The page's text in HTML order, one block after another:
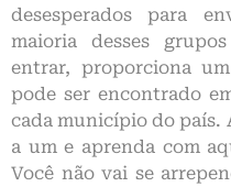
desesperados para
maioria desses
entrar, proporciona
pode ser encontrado
cada município do país.
a um e aprenda com
Você não vai se